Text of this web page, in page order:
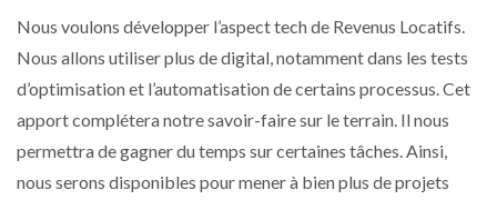
Nous voulons développer l’aspect tech de Revenus Locatifs.
Nous allons utiliser plus de digital, notamment dans les tests
d’optimisation et l’automatisation de certains processus. Cet
apport complétera notre savoir-faire sur le terrain. Il nous
permettra de gagner du temps sur certaines tâches. Ainsi,
nous serons disponibles pour mener à bien plus de projets